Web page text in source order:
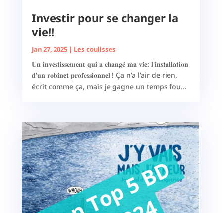
Investir pour se changer la
vie!!
Jan 27, 2025| Les coulisses
𝐔𝐧 𝐢𝐧𝐯𝐞𝐬𝐭𝐢𝐬𝐬𝐞𝐦𝐞𝐧𝐭 𝐪𝐮𝐢 𝐚 𝐜𝐡𝐚𝐧𝐠𝐞́ 𝐦𝐚 𝐯𝐢𝐞: 𝐥'𝐢𝐧𝐬𝐭𝐚𝐥𝐥𝐚𝐭𝐢𝐨𝐧
𝐝'𝐮𝐧 𝐫𝐨𝐛𝐢𝐧𝐞𝐭 𝐩𝐫𝐨𝐟𝐞𝐬𝐬𝐢𝐨𝐧𝐧𝐞𝐥!! Ça n’a l’air de rien,
écrit comme ça, mais je gagne un temps fou...